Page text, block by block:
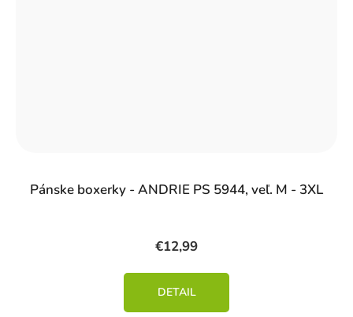
Pánske boxerky - ANDRIE PS 5944, veľ. M - 3XL
€12,99
DETAIL